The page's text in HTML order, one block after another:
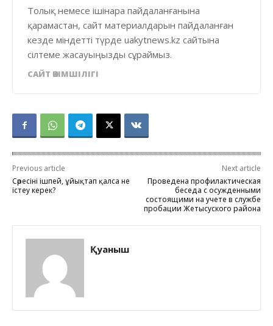
Толық немесе ішінара пайдаланғанына
қарамастан, сайт материалдарын пайдаланған
кезде міндетті түрде uakytnews.kz сайтына
сілтеме жасауыңызды сұраймыз.
САЙТ ӘКІМШІЛІГІ
Previous article
Сәресіні ішпей, ұйықтап қалса не
істеу керек?
Next article
Проведена профилактическая
беседа с осужденными
состоящими на учете в службе
пробации Жетысуского района
Қуаныш